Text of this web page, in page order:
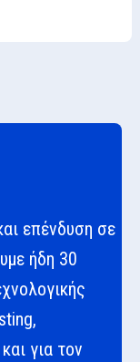
επένδυση σε
ήδη 30
για τον